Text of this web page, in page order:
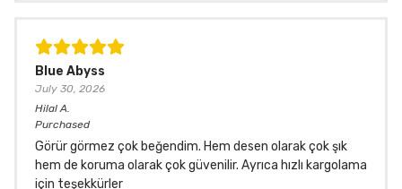
Blue Abyss
July 30, 2026
Hilal A.
Purchased
Görür görmez çok beğendim. Hem desen olarak çok şık
hem de koruma olarak çok güvenilir. Ayrıca hızlı kargolama
için teşekkürler